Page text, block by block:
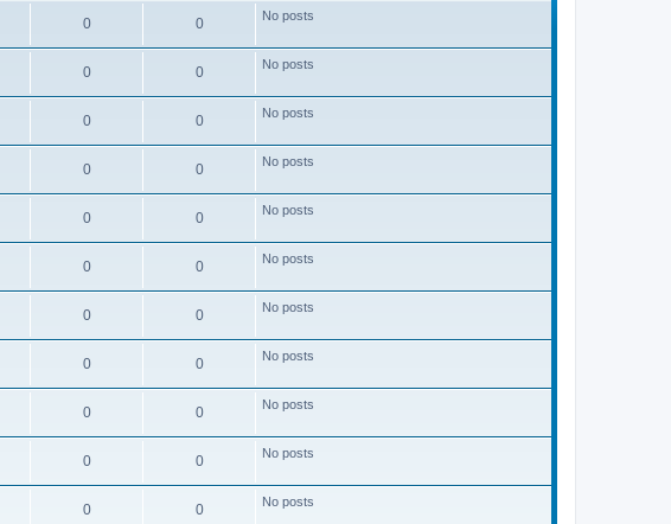
0 0 No posts
0 0 No posts
0 0 No posts
0 0 No posts
0 0 No posts
0 0 No posts
0 0 No posts
0 0 No posts
0 0 No posts
0 0 No posts
0 0 No posts